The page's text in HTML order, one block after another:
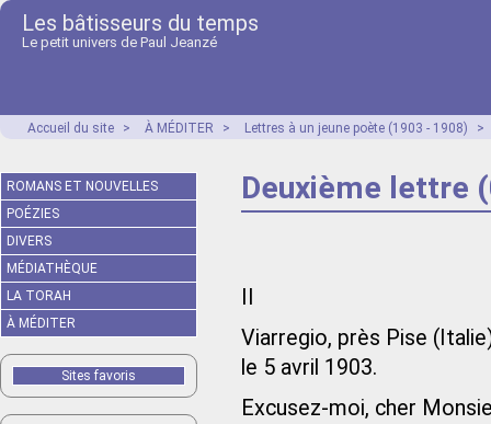
Les bâtisseurs du temps
Le petit univers de Paul Jeanzé
Accueil du site > À MÉDITER > Lettres à un jeune poète (1903 - 1908) >
Deuxième lettre
Viarregio, près Pise
le 5 avril 1903.
Excusez-moi, cher
ROMANS ET NOUVELLES
POÉZIES
DIVERS
MÉDIATHÈQUE
LA TORAH
À MÉDITER
Sites favoris